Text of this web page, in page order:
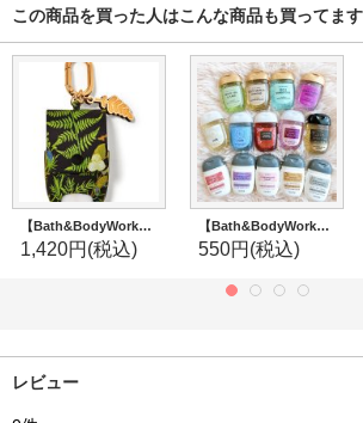
この商品を買った人はこんな商品も買ってます
【Bath&BodyWorks】ミニハンドジェルホルダー：チェイシングファイヤーフライスナップケース
1,420円(税込)
【Bath&BodyWorks】ミニ抗菌ハンドジェル：１個〜バラ売り★
550円(税込)
レビュー